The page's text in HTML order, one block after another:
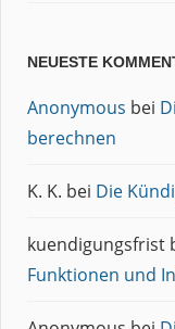
NEUESTE
Anonymous bei
berechnen
K. K. bei Die
kuendigungsfrist
Funktionen und